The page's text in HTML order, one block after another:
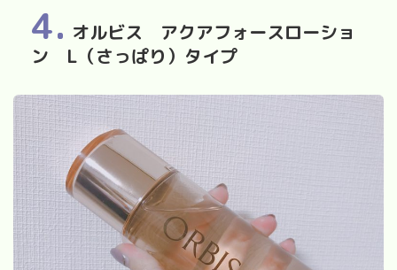
4. オルビス アクアフォースローショ
ン L（さっぱり）タイプ